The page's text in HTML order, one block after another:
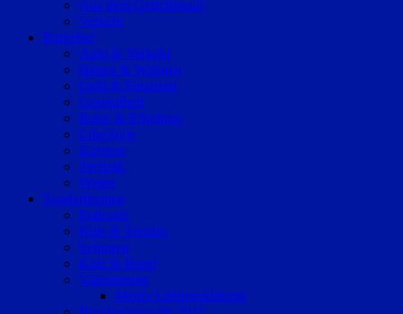
Aus dem Gerichtssaal
Verkehr
Ratgeber
Auto & Verkehr
Bauen & Wohnen
Geld & Finanzen
Gesundheit
Reise & Erholung
Life-Style
Karriere
Technik
Wetter
Sonderthemen
Podcasts
Kids & Teenies
Senioren
Katz & Hund
Valentinstag
Meine Liebeserklärung